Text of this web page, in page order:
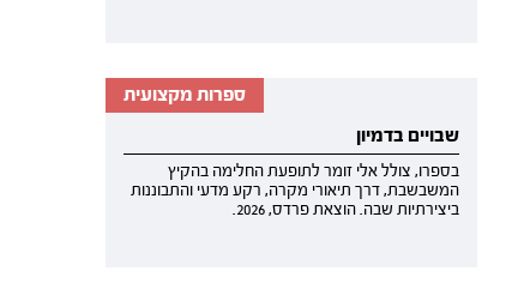
ספרות מקצועית
שבויים בדמיון
בספרו, צולל אלי זומר לתופעת החלימה בהקיץ
המשבשבת, דרך תיאורי מקרה, רקע מדעי והתבוננות
ביצירתיות שבה. הוצאת פרדס, 2026.